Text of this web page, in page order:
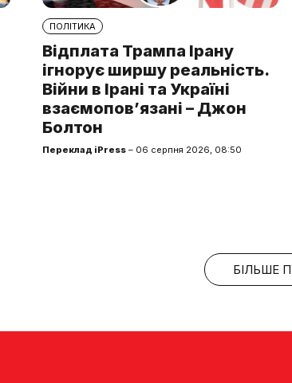
ПОЛІТИКА
Відплата Трампа Ірану
ігнорує ширшу реальність.
Війни в Ірані та Україні
взаємопов’язані – Джон
Болтон
Переклад iPress – 06 серпня 2026, 08:50
БІЛЬШЕ